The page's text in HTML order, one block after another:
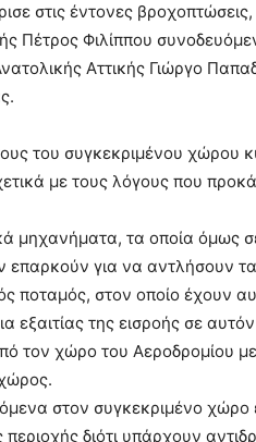
στις έντονες βροχοπτώσεις,
Πέτρος Φιλίππου
Αττικής Γιώργο
του συγκεκριμένου χώρου
με τους λόγους που
μηχανήματα, τα οποία όμως
επαρκούν για να αντλήσουν
ποταμός, στον οποίο έχουν
εξαιτίας της εισροής σε αυτόν
τον χώρο του Αεροδρομίου με
στον συγκεκριμένο χώρο
διότι υπάρχουν